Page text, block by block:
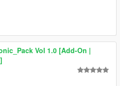
Vol 1.0 [Add-On |